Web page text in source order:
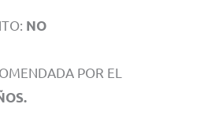
NO
POR EL